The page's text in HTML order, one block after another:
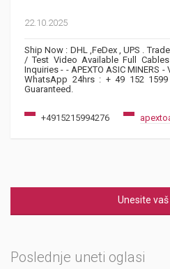
22.10.2025
Ship Now : DHL ,FeDex , UPS .
/ Test Video Available Full
Inquiries - - APEXTO ASIC MINERS
WhatsApp 24hrs : + 49 152
Guaranteed.
+4915215994276
Unesite
Poslednje uneti oglasi